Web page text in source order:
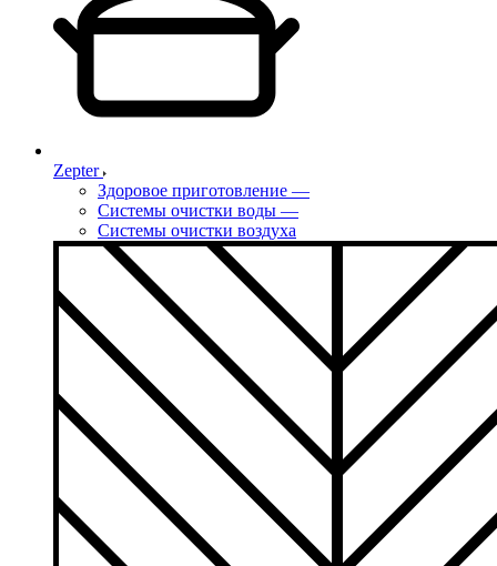
Zepter
Здоровое приготовление —
Системы очистки воды —
Системы очистки воздуха